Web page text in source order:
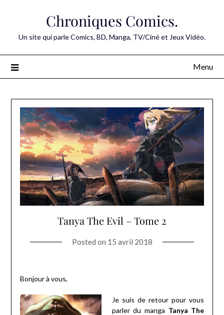
Chroniques Comics.
Un site qui parle Comics, BD, Manga, TV/Ciné et Jeux Vidéo.
Menu
Tanya The Evil – Tome 2
Posted on 15 avril 2018
Bonjour à vous,
Je suis de retour pour vous
parler du manga Tanya The